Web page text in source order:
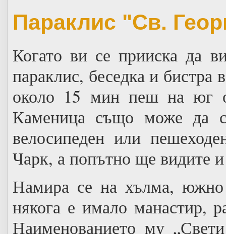
Параклис "Св.
Когато ви се прииска да
параклис, беседка и
около 15 мин пеш на юг
Каменица също може да
велосипеден или
Чарк, а попътно ще видите
Намира се на хълма,
някога е имало манастир,
Наименованието му